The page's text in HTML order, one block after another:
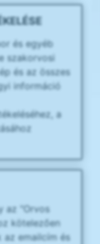
és egyéb
szakorvosi
és az összes
információ
a
az "Orvos
kötelezően
az emailcím és